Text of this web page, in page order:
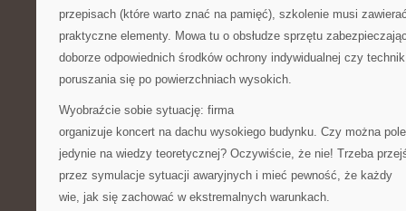
przepisach (które warto znać na pamięć), szkolenie musi
praktyczne elementy. Mowa tu o obsłudze sprzętu
doborze odpowiednich środków ochrony indywidualnej czy technik
poruszania się po powierzchniach wysokich.
Wyobraźcie sobie sytuację: firma
organizuje koncert na dachu wysokiego budynku. Czy można
jedynie na wiedzy teoretycznej? Oczywiście, że nie! Trzeba
przez symulacje sytuacji awaryjnych i mieć pewność, że każdy
wie, jak się zachować w ekstremalnych warunkach.